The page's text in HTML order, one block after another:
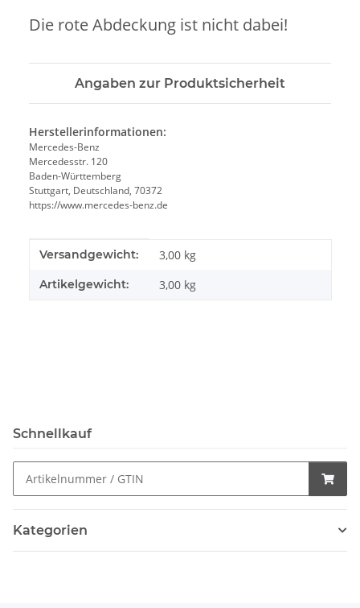
Die rote Abdeckung ist nicht dabei!
Angaben zur Produktsicherheit
Herstellerinformationen:
Mercedes-Benz
Mercedesstr. 120
Baden-Württemberg
Stuttgart, Deutschland, 70372
https://www.mercedes-benz.de
Produkteigenschaft
Wert
Versandgewicht: 3,00 kg
Artikelgewicht: 3,00 kg
Schnellkauf
Kategorien